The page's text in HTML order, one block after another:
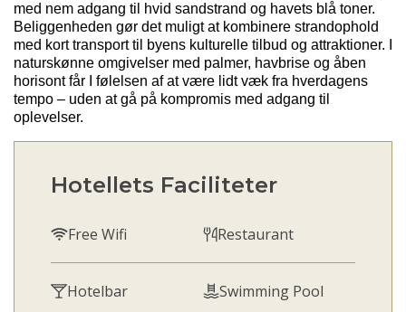
med nem adgang til hvid sandstrand og havets blå toner.
Beliggenheden gør det muligt at kombinere strandophold
med kort transport til byens kulturelle tilbud og attraktioner. I
naturskønne omgivelser med palmer, havbrise og åben
horisont får I følelsen af at være lidt væk fra hverdagens
tempo – uden at gå på kompromis med adgang til
oplevelser.
Hotellets Faciliteter
Free Wifi Restaurant
Hotelbar Swimming Pool